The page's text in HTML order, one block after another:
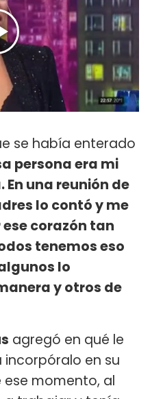
se había enterado
persona era mi
una reunión de
lo contó y me
corazón tan
tenemos eso
lo
y otros de
agregó en qué le
incorpóralo en su
ese momento, al